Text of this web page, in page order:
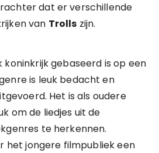
dat er verschillende
van Trolls zijn.
gebaseerd is op een
is leuk bedacht en
Het is als oudere
om de liedjes uit de
te herkennen.
het jongere filmpubliek een